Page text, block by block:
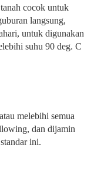
cocok untuk
langsung,
untuk digunakan
suhu 90 deg. C
melebihi semua
dan dijamin
ini.